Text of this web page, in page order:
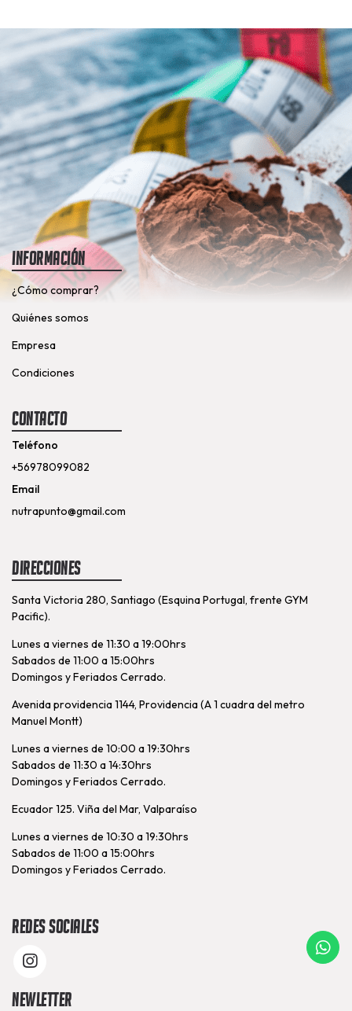
Información
¿Cómo comprar?
Quiénes somos
Empresa
Condiciones
Contacto
Teléfono
+56978099082
Email
nutrapunto@gmail.com
Direcciones
Santa Victoria 280, Santiago (Esquina Portugal, frente GYM
Pacific).
Lunes a viernes de 11:30 a 19:00hrs
Sabados de 11:00 a 15:00hrs
Domingos y Feriados Cerrado.
Avenida providencia 1144, Providencia (A 1 cuadra del metro
Manuel Montt)
Lunes a viernes de 10:00 a 19:30hrs
Sabados de 11:30 a 14:30hrs
Domingos y Feriados Cerrado.
Ecuador 125. Viña del Mar, Valparaíso
Lunes a viernes de 10:30 a 19:30hrs
Sabados de 11:00 a 15:00hrs
Domingos y Feriados Cerrado.
Redes Sociales
Newletter